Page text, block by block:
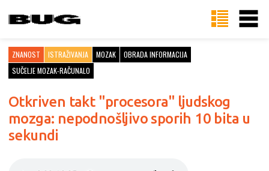
ZNANOST ISTRAŽIVANJA MOZAK
OBRADA INFORMACIJA
SUČELJE MOZAK-RAČUNALO
Otkriven takt "procesora" ljudskog
mozga: nepodnošljivo sporih 10 bita u
sekundi